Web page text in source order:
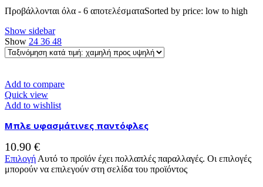
Προβάλλονται όλα - 6 αποτελέσματαSorted by price: low to high
Show sidebar
Show 24 36 48
Add to compare
Quick view
Add to wishlist
Μπλε υφασμάτινες παντόφλες
10.90 €
Επιλογή Αυτό το προϊόν έχει πολλαπλές παραλλαγές. Οι επιλογές
μπορούν να επιλεγούν στη σελίδα του προϊόντος